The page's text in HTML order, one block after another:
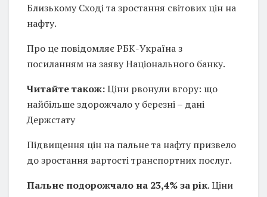
Близькому Сході та зростання світових цін на
нафту.
Про це повідомляє РБК-Україна з
посиланням на заяву Національного банку.
Читайте також:Ціни рвонули вгору: що
найбільше здорожчало у березні – дані
Держстату
Підвищення цін на пальне та нафту призвело
до зростання вартості транспортних послуг.
Пальне подорожчало на 23,4% за рік. Ціни